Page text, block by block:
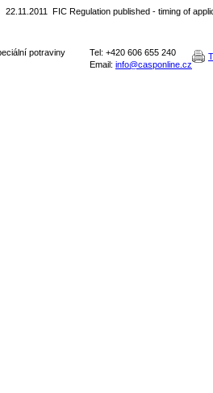
22.11.2011 FIC Regulation published - timing of
potraviny
Tel: +420 606 655 240
Email: info@casponline.cz